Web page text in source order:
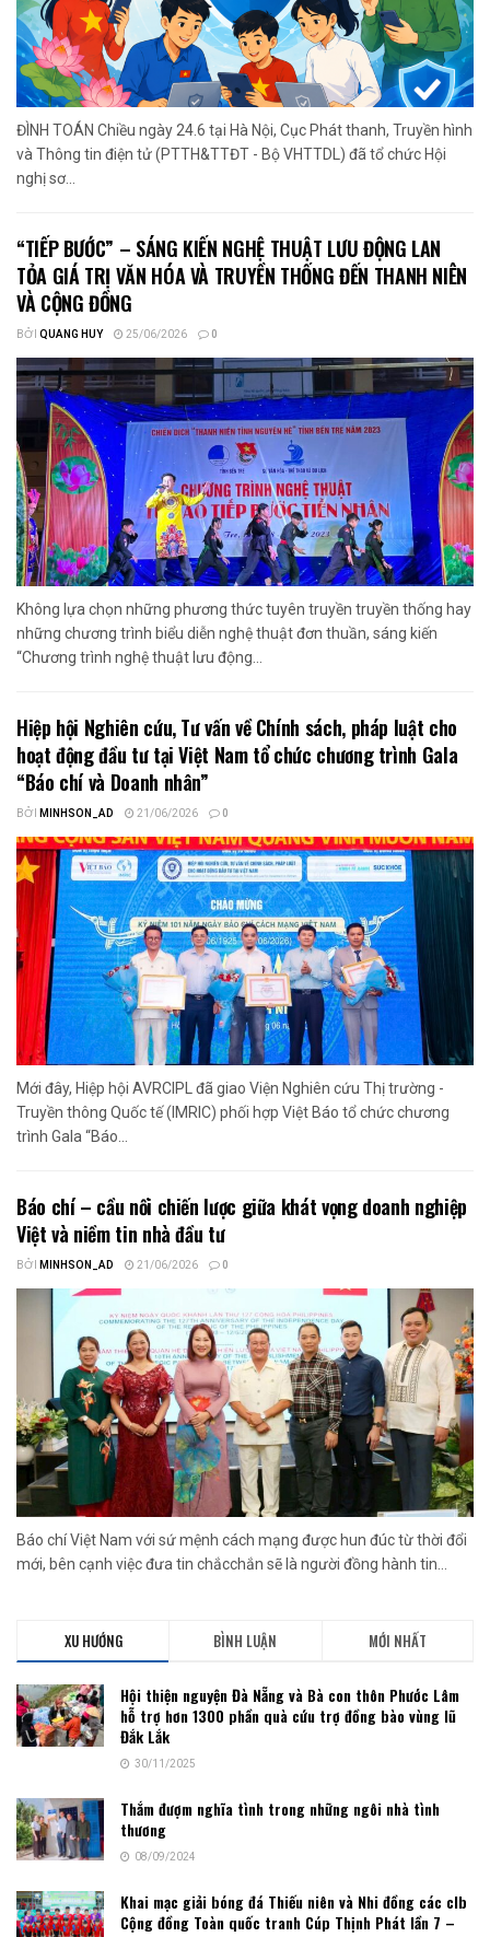
ĐÌNH TOÁN Chiều ngày 24.6 tại Hà Nội, Cục Phát thanh, Truyền hình
và Thông tin điện tử (PTTH&TTĐT - Bộ VHTTDL) đã tổ chức Hội
nghị sơ...
“TIẾP BƯỚC” – SÁNG KIẾN NGHỆ THUẬT LƯU ĐỘNG LAN
TỎA GIÁ TRỊ VĂN HÓA VÀ TRUYỀN THỐNG ĐẾN THANH NIÊN
VÀ CỘNG ĐỒNG
BỞI QUANG HUY 25/06/2026 0
Không lựa chọn những phương thức tuyên truyền truyền thống hay
những chương trình biểu diễn nghệ thuật đơn thuần, sáng kiến
“Chương trình nghệ thuật lưu động...
Hiệp hội Nghiên cứu, Tư vấn về Chính sách, pháp luật cho
hoạt động đầu tư tại Việt Nam tổ chức chương trình Gala
“Báo chí và Doanh nhân”
BỞI MINHSON_AD 21/06/2026 0
Mới đây, Hiệp hội AVRCIPL đã giao Viện Nghiên cứu Thị trường -
Truyền thông Quốc tế (IMRIC) phối hợp Việt Báo tổ chức chương
trình Gala “Báo...
Báo chí – cầu nối chiến lược giữa khát vọng doanh nghiệp
Việt và niềm tin nhà đầu tư
BỞI MINHSON_AD 21/06/2026 0
Báo chí Việt Nam với sứ mệnh cách mạng được hun đúc từ thời đổi
mới, bên cạnh việc đưa tin chắcchắn sẽ là người đồng hành tin...
XU HƯỚNG BÌNH LUẬN MỚI NHẤT
Hội thiện nguyện Đà Nẵng và Bà con thôn Phước Lâm
hỗ trợ hơn 1300 phần quà cứu trợ đồng bào vùng lũ
Đắk Lắk
30/11/2025
Thắm đượm nghĩa tình trong những ngôi nhà tình
thương
08/09/2024
Khai mạc giải bóng đá Thiếu niên và Nhi đồng các clb
Cộng đồng Toàn quốc tranh Cúp Thịnh Phát lần 7 –